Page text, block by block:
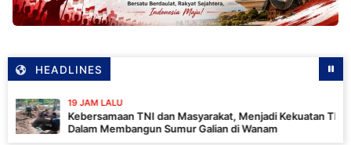
HEADLINES
19 JAM LALU
Kebersamaan TNI dan Masyarakat, Menjadi Kekuatan TMMD
Dalam Membangun Sumur Galian di Wanam